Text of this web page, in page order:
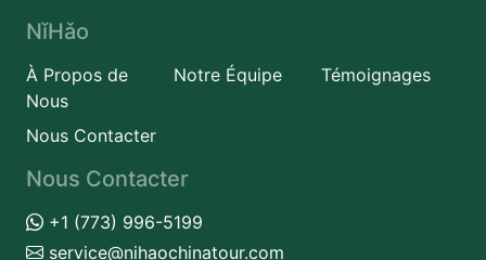
NǐHǎo
À Propos de
Nous
Notre Équipe Témoignages
Nous Contacter
Nous Contacter
+1 (773) 996-5199
service@nihaochinatour.com